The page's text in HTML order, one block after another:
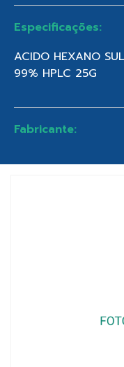
Especificações:
ACIDO HEXANO
99% HPLC 25G
Fabricante: